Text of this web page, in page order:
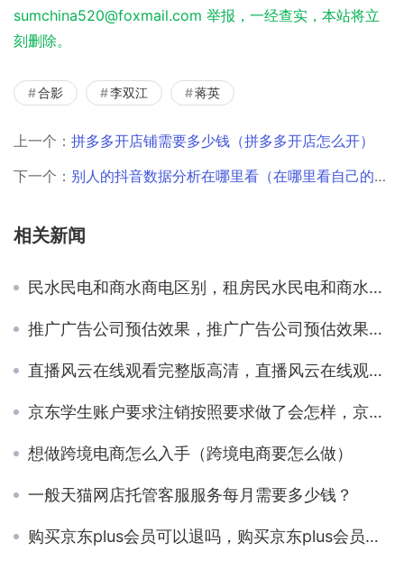
sumchina520@foxmail.com 举报，一经查实，本站将立
刻删除。
合影 李双江 蒋英
上一个： 拼多多开店铺需要多少钱（拼多多开店怎么开）
下一个： 别人的抖音数据分析在哪里看（在哪里看自己的抖音数据分析）
相关新闻
民水民电和商水商电区别，租房民水民电和商水商电区别？
推广广告公司预估效果，推广广告公司预估效果怎么写？
直播风云在线观看完整版高清，直播风云在线观看完整版高清,免费？
京东学生账户要求注销按照要求做了会怎样，京东学生用户注销？
想做跨境电商怎么入手（跨境电商要怎么做）
一般天猫网店托管客服服务每月需要多少钱？
购买京东plus会员可以退吗，购买京东plus会员可以退吗安全吗？